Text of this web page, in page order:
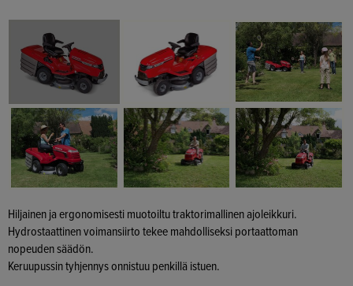
Hiljainen ja ergonomisesti muotoiltu traktorimallinen ajoleikkuri.
Hydrostaattinen voimansiirto tekee mahdolliseksi portaattoman
nopeuden säädön.
Keruupussin tyhjennys onnistuu penkillä istuen.